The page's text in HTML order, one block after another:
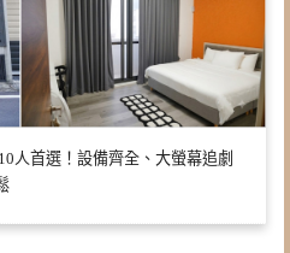
人首選！設備齊全、大螢幕追劇